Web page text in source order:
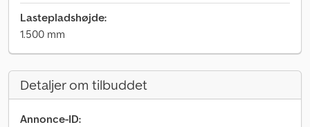
Lastepladshøjde:
1.500 mm
Detaljer om tilbuddet
Annonce-ID: